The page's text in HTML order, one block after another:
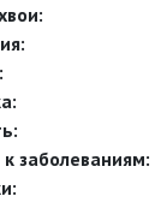
заболеваниям: